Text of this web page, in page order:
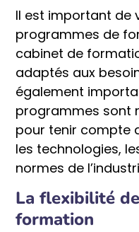
Il est important de
programmes de
cabinet de
adaptés aux
également
programmes sont
pour tenir compte
les technologies,
normes de
La flexibilité
formation